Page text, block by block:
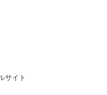
サイト